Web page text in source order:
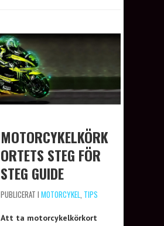
MOTORCYKELKÖRK
ORTETS STEG FÖR
STEG GUIDE
PUBLICERAT I MOTORCYKEL TIPS
Att ta motorcykelkörkort